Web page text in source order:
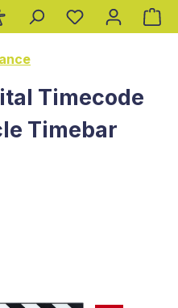
Timecode
Timebar